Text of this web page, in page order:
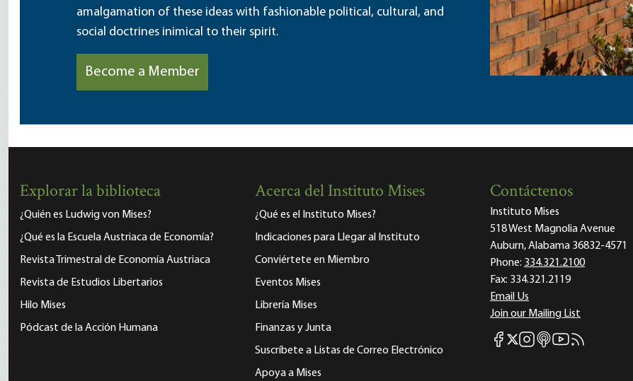
amalgamation of these ideas with fashionable political, cultural, and
social doctrines inimical to their spirit.
Become a Member
Explorar la biblioteca
¿Quién es Ludwig von Mises?
¿Qué es la Escuela Austriaca de Economía?
Revista Trimestral de Economía Austriaca
Revista de Estudios Libertarios
Hilo Mises
Pódcast de la Acción Humana
Acerca del Instituto Mises
¿Qué es el Instituto Mises?
Indicaciones para Llegar al Instituto
Conviértete en Miembro
Eventos Mises
Librería Mises
Finanzas y Junta
Suscríbete a Listas de Correo Electrónico
Apoya a Mises
Contáctenos
Instituto Mises
518 West Magnolia Avenue
Auburn, Alabama 36832-4571
Phone: 334.321.2100
Fax: 334.321.2119
Email Us
Join our Mailing List
Mises Facebook
Mises X
Mises Instagram
Mises itunes
Mises Youtube
Mises RSS feed